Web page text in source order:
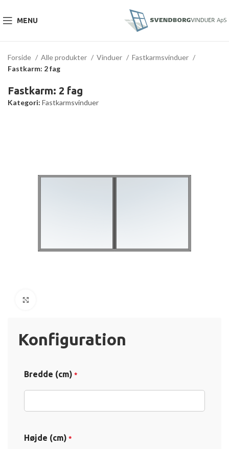
MENU
Forside Alle produkter Vinduer
Fastkarmsvinduer
Fastkarm: 2 fag
Fastkarm: 2 fag
Kategori: Fastkarmsvinduer
Konfiguration
Bredde (cm) *
Højde (cm) *